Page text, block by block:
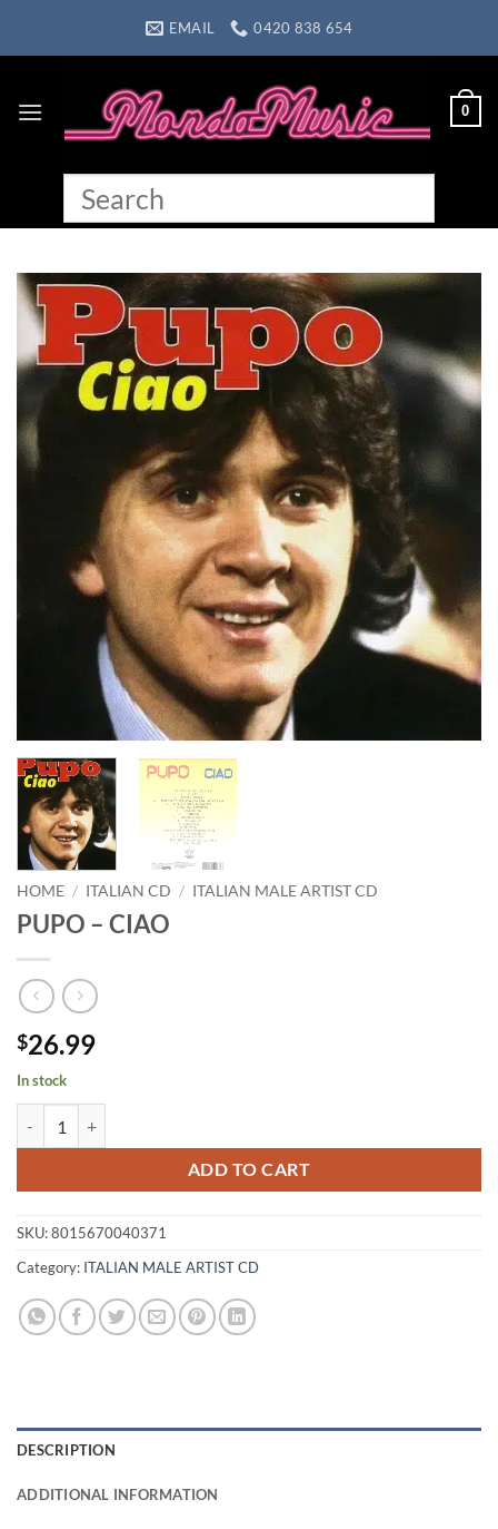
EMAIL 0420 838 654
0
HOME / ITALIAN CD / ITALIAN MALE ARTIST CD
PUPO – CIAO
$26.99
In stock
ADD TO CART
SKU:8015670040371
Category: ITALIAN MALE ARTIST CD
DESCRIPTION
ADDITIONAL INFORMATION